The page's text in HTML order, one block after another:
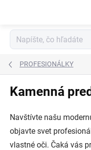
PROFESIONÁLKY
Kamenná
Navštívte našu
objavte svet
vlastné oči. Čaká vás